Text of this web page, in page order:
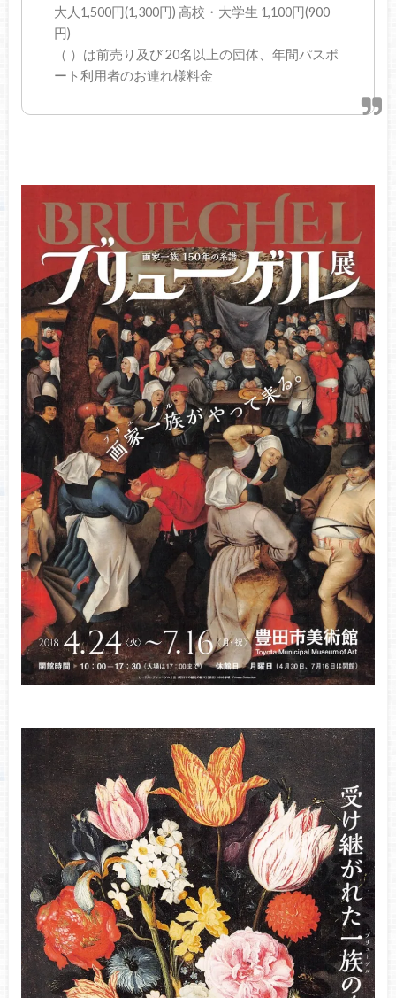
大人1,500円(1,300円) 高校・大学生 1,100円(900
円)
（ ）は前売り及び 20名以上の団体、年間パスポ
ート利用者のお連れ様料金